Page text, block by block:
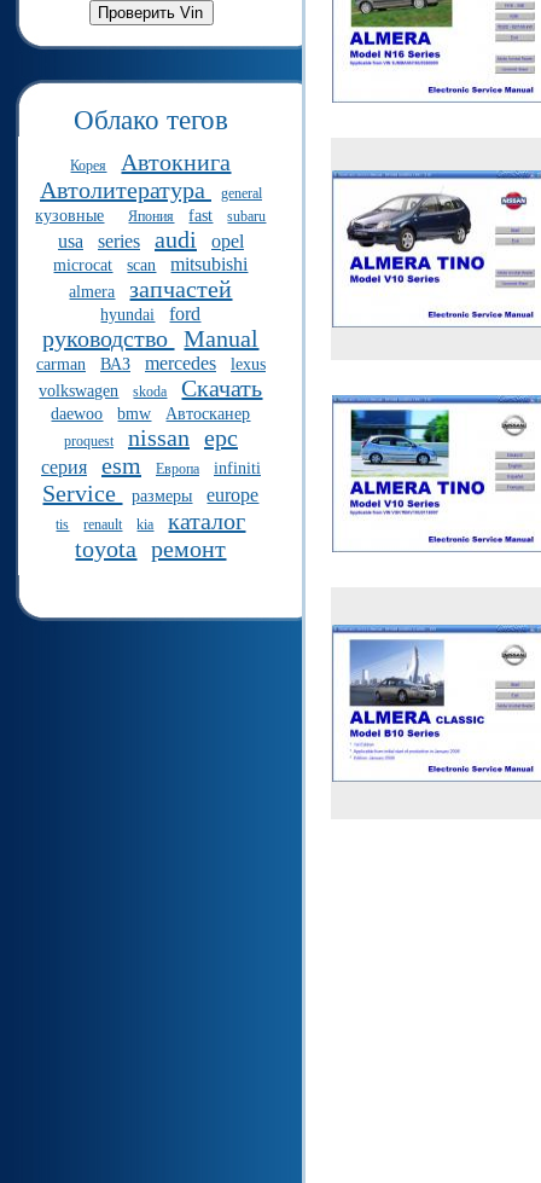
Облако тегов
Корея
Автокнига
Автолитература
general
кузовные Япония fast subaru
usa series audi opel
microcat scan mitsubishi
almera запчастей
hyundai ford
руководство Manual
carman ВАЗ mercedes
lexus
volkswagen
skoda Скачать
daewoo bmw Автосканер
proquest nissan epc
серия esm Европа infiniti
Service размеры europe
tis renault kia
каталог
toyota
ремонт